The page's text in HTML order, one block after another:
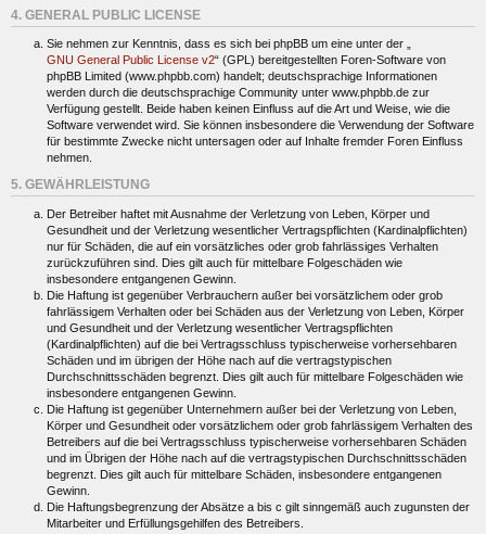
4. GENERAL PUBLIC LICENSE
Sie nehmen zur Kenntnis, dass es sich bei phpBB um eine unter der „
GNU General Public License v2“ (GPL) bereitgestellten Foren-Software von
phpBB Limited (www.phpbb.com) handelt; deutschsprachige Informationen
werden durch die deutschsprachige Community unter www.phpbb.de zur
Verfügung gestellt. Beide haben keinen Einfluss auf die Art und Weise, wie die
Software verwendet wird. Sie können insbesondere die Verwendung der Software
für bestimmte Zwecke nicht untersagen oder auf Inhalte fremder Foren Einfluss
nehmen.
5. GEWÄHRLEISTUNG
Der Betreiber haftet mit Ausnahme der Verletzung von Leben, Körper und
Gesundheit und der Verletzung wesentlicher Vertragspflichten (Kardinalpflichten)
nur für Schäden, die auf ein vorsätzliches oder grob fahrlässiges Verhalten
zurückzuführen sind. Dies gilt auch für mittelbare Folgeschäden wie
insbesondere entgangenen Gewinn.
Die Haftung ist gegenüber Verbrauchern außer bei vorsätzlichem oder grob
fahrlässigem Verhalten oder bei Schäden aus der Verletzung von Leben, Körper
und Gesundheit und der Verletzung wesentlicher Vertragspflichten
(Kardinalpflichten) auf die bei Vertragsschluss typischerweise vorhersehbaren
Schäden und im übrigen der Höhe nach auf die vertragstypischen
Durchschnittsschäden begrenzt. Dies gilt auch für mittelbare Folgeschäden wie
insbesondere entgangenen Gewinn.
Die Haftung ist gegenüber Unternehmern außer bei der Verletzung von Leben,
Körper und Gesundheit oder vorsätzlichem oder grob fahrlässigem Verhalten des
Betreibers auf die bei Vertragsschluss typischerweise vorhersehbaren Schäden
und im Übrigen der Höhe nach auf die vertragstypischen Durchschnittsschäden
begrenzt. Dies gilt auch für mittelbare Schäden, insbesondere entgangenen
Gewinn.
Die Haftungsbegrenzung der Absätze a bis c gilt sinngemäß auch zugunsten der
Mitarbeiter und Erfüllungsgehilfen des Betreibers.